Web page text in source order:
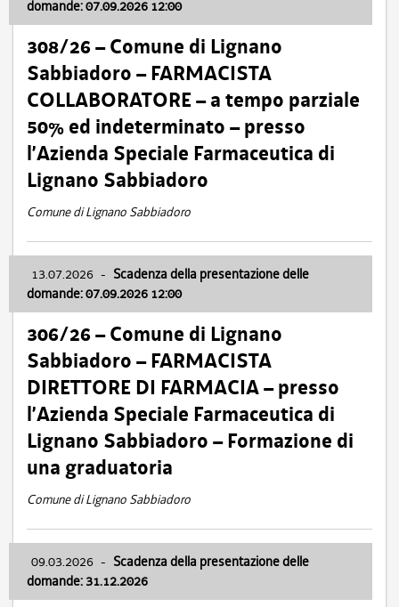
domande: 07.09.2026 12:00
308/26 – Comune di Lignano
Sabbiadoro – FARMACISTA
COLLABORATORE – a tempo parziale
50% ed indeterminato – presso
l’Azienda Speciale Farmaceutica di
Lignano Sabbiadoro
Comune di Lignano Sabbiadoro
13.07.2026 - Scadenza della presentazione delle
domande: 07.09.2026 12:00
306/26 – Comune di Lignano
Sabbiadoro – FARMACISTA
DIRETTORE DI FARMACIA – presso
l’Azienda Speciale Farmaceutica di
Lignano Sabbiadoro – Formazione di
una graduatoria
Comune di Lignano Sabbiadoro
09.03.2026 - Scadenza della presentazione delle
domande: 31.12.2026